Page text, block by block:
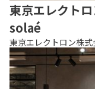
東京エレクト
solaé
東京エレクトロン株式